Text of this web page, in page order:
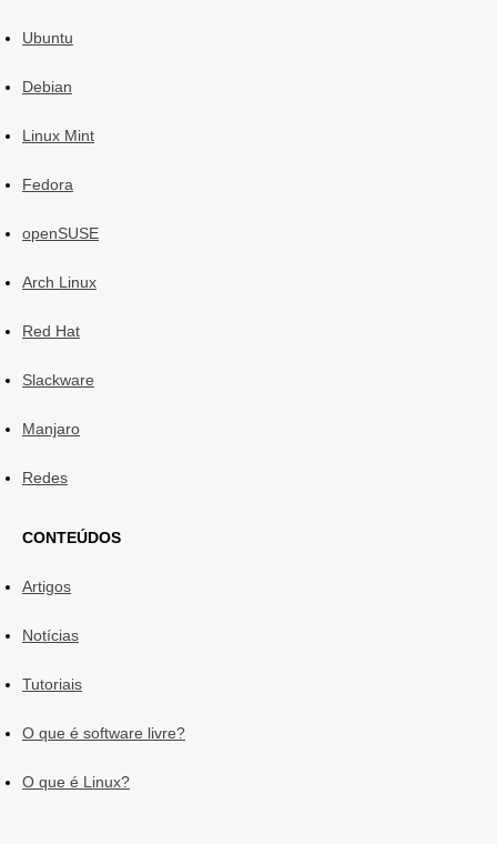
Ubuntu
Debian
Linux Mint
Fedora
openSUSE
Arch Linux
Red Hat
Slackware
Manjaro
Redes
CONTEÚDOS
Artigos
Notícias
Tutoriais
O que é software livre?
O que é Linux?